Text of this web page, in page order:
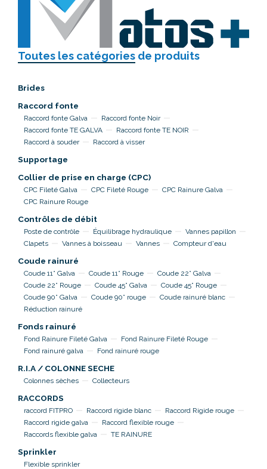
Toutes les catégories de produits
Brides
Raccord fonte
Raccord fonte Galva
Raccord fonte Noir
Raccord fonte TE GALVA
Raccord fonte TE NOIR
Raccord à souder
Raccord à visser
Supportage
Collier de prise en charge (CPC)
CPC Fileté Galva CPC Fileté Rouge
CPC Rainure Galva
CPC Rainure Rouge
Contrôles de débit
Poste de contrôle Équilibrage hydraulique
Vannes papillon
Clapets
Vannes à boisseau Vannes Compteur d'eau
Coude rainuré
Coude 11° Galva Coude 11° Rouge
Coude 22° Galva
Coude 22° Rouge
Coude 45° Galva
Coude 45° Rouge
Coude 90° Galva
Coude 90° rouge
Coude rainuré blanc
Réduction rainuré
Fonds rainuré
Fond Rainure Fileté Galva
Fond Rainure Fileté Rouge
Fond rainuré galva
Fond rainuré rouge
R.I.A / COLONNE SECHE
Colonnes sèches Collecteurs
RACCORDS
raccord FITPRO Raccord rigide blanc
Raccord Rigide rouge
Raccord rigide galva
Raccord flexible rouge
Raccords flexible galva
TE RAINURE
Sprinkler
Flexible sprinkler